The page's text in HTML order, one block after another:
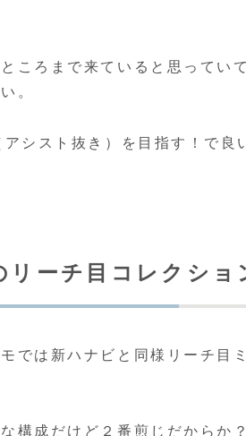
ころまで来ていると思ってい
。
シスト抜き）を目指す！で良
リーチ目コレクショ
では新ハナビと同様リーチ目
構成だけど２番煎じだからか